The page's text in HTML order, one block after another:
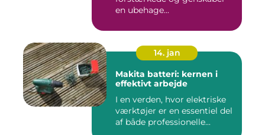
en ubehage...
14. jan
Makita batteri: kernen i
effektivt arbejde
I en verden, hvor elektriske
værktøjer er en essentiel del
af både professionelle...